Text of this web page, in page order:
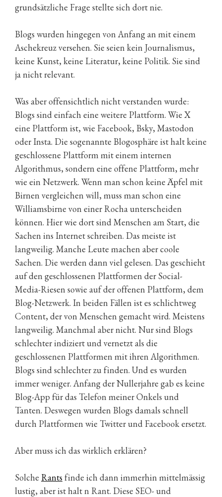
grundsätzliche Frage stellte sich dort nie.
Blogs wurden hingegen von Anfang an mit einem
Aschekreuz versehen. Sie seien kein Journalismus,
keine Kunst, keine Literatur, keine Politik. Sie sind
ja nicht relevant.
Was aber offensichtlich nicht verstanden wurde:
Blogs sind einfach eine weitere Plattform. Wie X
eine Plattform ist, wie Facebook, Bsky, Mastodon
oder Insta. Die sogenannte Blogosphäre ist halt keine
geschlossene Plattform mit einem internen
Algorithmus, sondern eine offene Plattform, mehr
wie ein Netzwerk. Wenn man schon keine Äpfel mit
Birnen vergleichen will, muss man schon eine
Williamsbirne von einer Rocha unterscheiden
können. Hier wie dort sind Menschen am Start, die
Sachen ins Internet schreiben. Das meiste ist
langweilig. Manche Leute machen aber coole
Sachen. Die werden dann viel gelesen. Das geschieht
auf den geschlossenen Plattformen der Social-
Media-Riesen sowie auf der offenen Plattform, dem
Blog-Netzwerk. In beiden Fällen ist es schlichtweg
Content, der von Menschen gemacht wird. Meistens
langweilig. Manchmal aber nicht. Nur sind Blogs
schlechter indiziert und vernetzt als die
geschlossenen Plattformen mit ihren Algorithmen.
Blogs sind schlechter zu finden. Und es wurden
immer weniger. Anfang der Nullerjahre gab es keine
Blog-App für das Telefon meiner Onkels und
Tanten. Deswegen wurden Blogs damals schnell
durch Plattformen wie Twitter und Facebook ersetzt.
Aber muss ich das wirklich erklären?
Solche Rants finde ich dann immerhin mittelmässig
lustig, aber ist halt n Rant. Diese SEO- und